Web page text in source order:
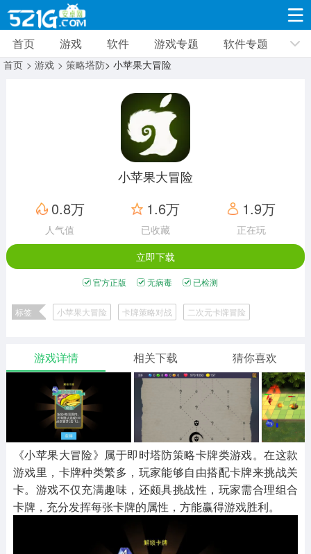
游戏 软件 游戏专题 软件专题 新闻资讯
8693款应用
动作闯关
12964款应用
赛车竞速
3631款应用
卡牌对战
2052款应用
体育运动
1279款应用
手游辅助
1959款应用
二次元
模拟经营
传奇手游
仙侠手游
485款应用
手赚网赚
446款应用
绝地求生
34款应用
三国游戏
3934款应用
我的世界
69款应用
像素游戏
700款应用
其他
981款应用
末日游戏
1406款应用
pc游戏
3446款应用
软件教程
首页 游戏 软件 游戏专题 软件专题
首页 > 游戏 > 策略塔防> 小苹果大冒险
小苹果大冒险
0.8万
人气值
1.6万
已收藏
1.9万
正在玩
立即下载
官方正版 无病毒 已检测
标签 小苹果大冒险 卡牌策略对战 二次元卡牌冒险
游戏详情 相关下载 猜你喜欢
《小苹果大冒险》属于即时塔防策略卡牌类游戏。在这款
游戏里，卡牌种类繁多，玩家能够自由搭配卡牌来挑战关
卡。游戏不仅充满趣味，还颇具挑战性，玩家需合理组合
卡牌，充分发挥每张卡牌的属性，方能赢得游戏胜利。